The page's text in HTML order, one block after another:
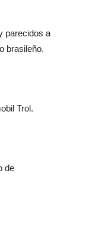
parecidos a
brasileño.
Trol.
de